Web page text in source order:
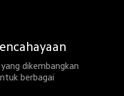
dikembangkan
berbagai